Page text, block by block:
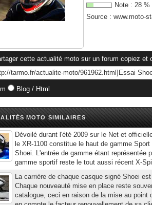
Note : 28 %
Source : www.moto-
cette actualité moto sur un forum copiez et
Blog / Html
MOTO SIMILAIRES
Dévoilé durant l'été 2009 sur le Net et
le XR-1100 constitue le haut de gamme
Shoei. L'entrée de gamme étant représentée
gamme sportif reste le tout aussi récent X-
La carrière de chaque casque signé Shoei
Chaque nouveauté mise en place reste
catalogue, ceci en raison de la mise au point